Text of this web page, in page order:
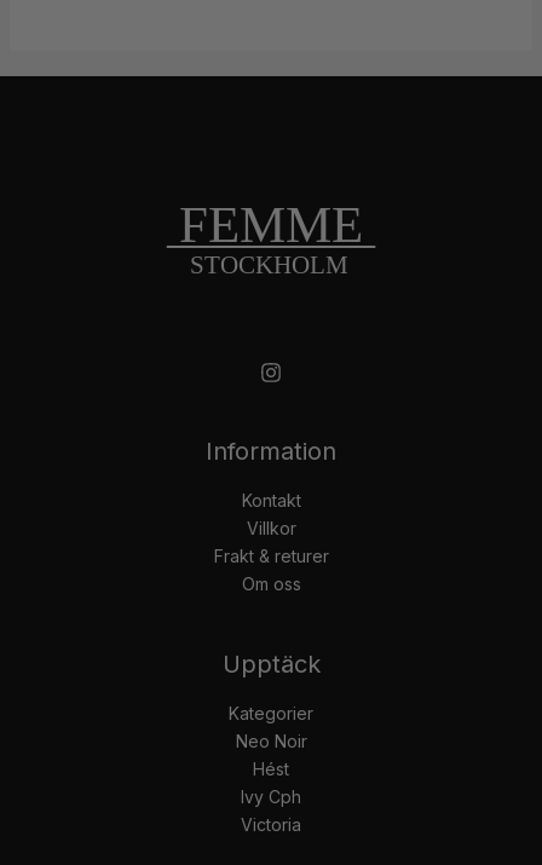
Information
Kontakt
Villkor
Frakt & returer
Om oss
Upptäck
Kategorier
Neo Noir
Hést
Ivy Cph
Victoria